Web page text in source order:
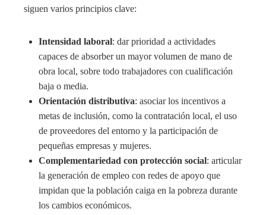
siguen varios principios clave:
Intensidad laboral: dar prioridad a actividades
capaces de absorber un mayor volumen de mano de
obra local, sobre todo trabajadores con cualificación
baja o media.
Orientación distributiva: asociar los incentivos a
metas de inclusión, como la contratación local, el uso
de proveedores del entorno y la participación de
pequeñas empresas y mujeres.
Complementariedad con protección social: articular
la generación de empleo con redes de apoyo que
impidan que la población caiga en la pobreza durante
los cambios económicos.